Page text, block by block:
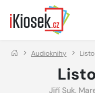
Přejít na hlavní obsah
Audioknihy
Jiří Suk,